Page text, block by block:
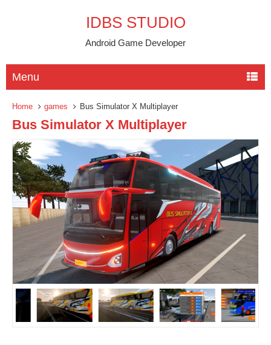
IDBS STUDIO
Android Game Developer
Menu
Home games Bus Simulator X Multiplayer
Bus Simulator X Multiplayer